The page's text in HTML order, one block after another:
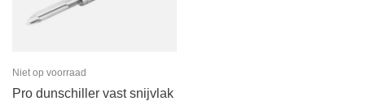
Niet op voorraad
Pro dunschiller vast snijvlak